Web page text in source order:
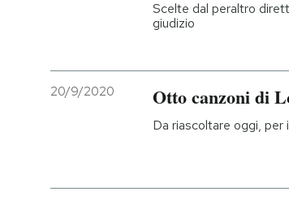
CALENDARIO
Entra
Scelte dal peraltro
giudizio
20/9/2020 Otto canzoni di
Da riascoltare oggi,